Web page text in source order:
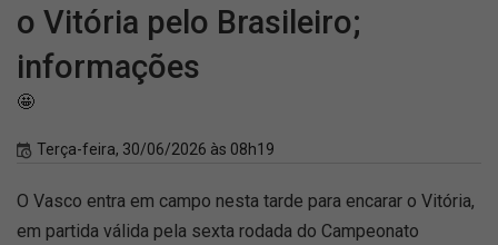
o Vitória pelo Brasileiro;
informações
🤩
Terça-feira, 30/06/2026 às 08h19
O Vasco entra em campo nesta tarde para encarar o Vitória,
em partida válida pela sexta rodada do Campeonato